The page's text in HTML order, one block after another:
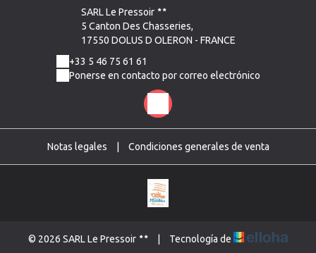
SARL Le Pressoir
5 Canton Des Chasseries,
17550 DOLUS D OLERON - FRANCE
+33 5 46 75 61 61
Ponerse en contacto por correo electrónico
Notas legales Condiciones generales de venta
© 2026 SARL Le Pressoir Tecnología de